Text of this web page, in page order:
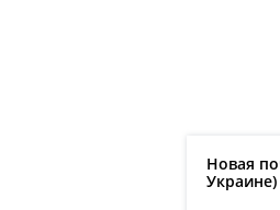
Новая
Украине)